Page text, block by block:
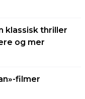
klassisk thriller
og mer
filmer